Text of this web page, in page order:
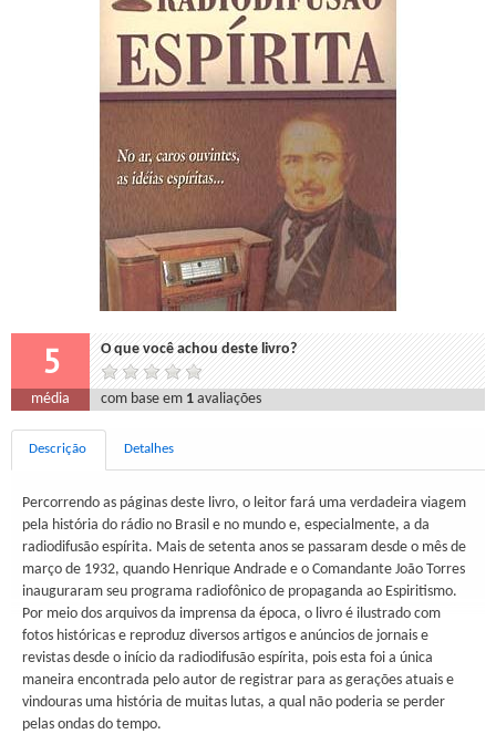
5 O que você achou deste livro?
média com base em 1 avaliações
Descrição Detalhes
Percorrendo as páginas deste livro, o leitor fará uma verdadeira viagem
pela história do rádio no Brasil e no mundo e, especialmente, a da
radiodifusão espírita. Mais de setenta anos se passaram desde o mês de
março de 1932, quando Henrique Andrade e o Comandante João Torres
inauguraram seu programa radiofônico de propaganda ao Espiritismo.
Por meio dos arquivos da imprensa da época, o livro é ilustrado com
fotos históricas e reproduz diversos artigos e anúncios de jornais e
revistas desde o início da radiodifusão espírita, pois esta foi a única
maneira encontrada pelo autor de registrar para as gerações atuais e
vindouras uma história de muitas lutas, a qual não poderia se perder
pelas ondas do tempo.